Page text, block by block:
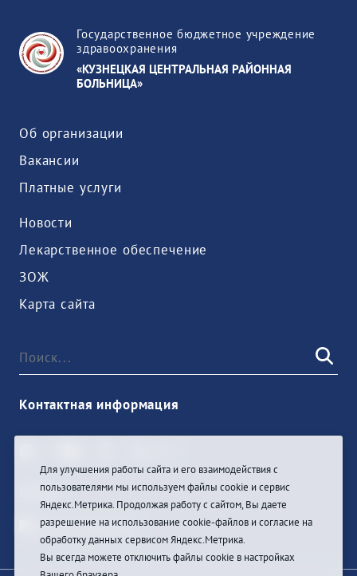
Государственное бюджетное учреждение
здравоохранения
«КУЗНЕЦКАЯ ЦЕНТРАЛЬНАЯ РАЙОННАЯ
БОЛЬНИЦА»
Об организации
Вакансии
Платные услуги
Новости
Лекарственное обеспечение
ЗОЖ
Карта сайта
Контактная информация
Войти
Для улучшения работы сайта и его взаимодействия с
пользователями мы используем файлы cookie и сервис
Яндекс.Метрика. Продолжая работу с сайтом, Вы даете
разрешение на использование cookie-файлов и согласие на
обработку данных сервисом Яндекс.Метрика.
Вы всегда можете отключить файлы cookie в настройках